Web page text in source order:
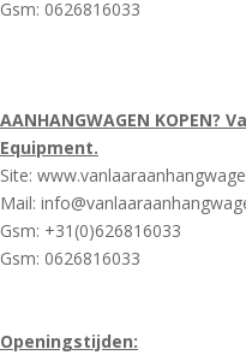
Gsm: 0626816033
AANHANGWAGEN KOPEN?
Equipment.
Site:
Mail:
Gsm: +31(0)626816033
Gsm: 0626816033
Openingstijden: